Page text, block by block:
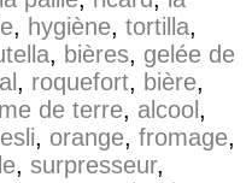
, hygiène, tortilla,
, bières, gelée de
, roquefort, bière,
de terre, alcool ,
, orange, fromage,
, surpresseur,